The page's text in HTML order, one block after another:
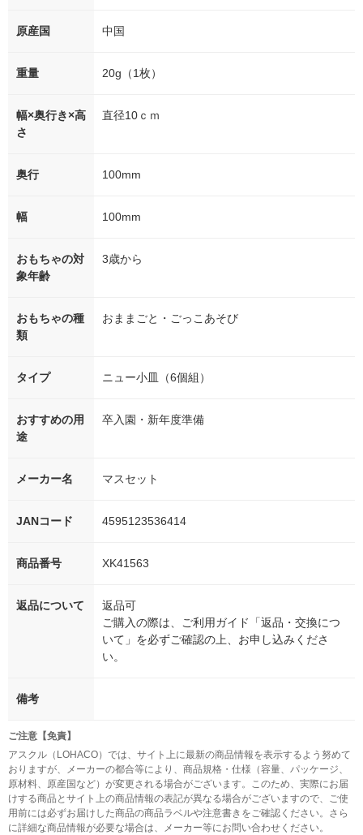
原産国 中国
重量 20g（1枚）
幅×奥行き×高
さ
直径10ｃｍ
奥行 100mm
幅 100mm
おもちゃの対
象年齢
3歳から
おもちゃの種
類
おままごと・ごっこあそび
タイプ ニュー小皿（6個組）
おすすめの用
途
卒入園・新年度準備
メーカー名 マスセット
JANコード 4595123536414
商品番号 XK41563
返品について
返品可
ご購入の際は、ご利用ガイド「返品・交換につ
いて」を必ずご確認の上、お申し込みくださ
い。
備考
ご注意【免責】
アスクル（LOHACO）では、サイト上に最新の商品情報を表示するよう努めて
おりますが、メーカーの都合等により、商品規格・仕様（容量、パッケージ、
原材料、原産国など）が変更される場合がございます。このため、実際にお届
けする商品とサイト上の商品情報の表記が異なる場合がございますので、ご使
用前には必ずお届けした商品の商品ラベルや注意書きをご確認ください。さら
に詳細な商品情報が必要な場合は、メーカー等にお問い合わせください。